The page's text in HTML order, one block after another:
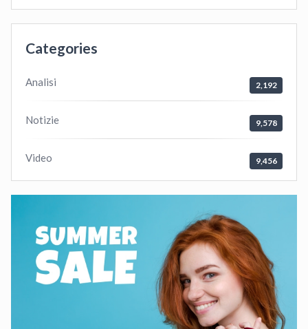
Categories
Analisi 2,192
Notizie 9,578
Video 9,456